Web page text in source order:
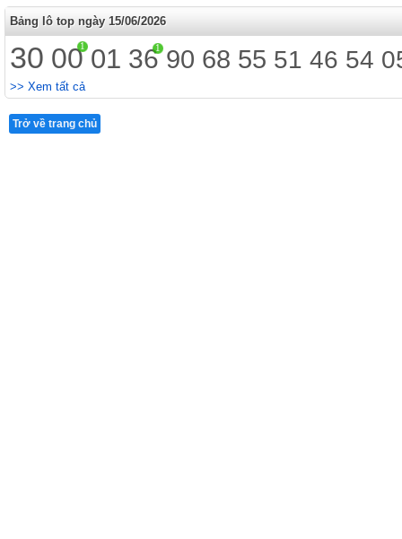
Bảng lô top ngày 15/06/2026
30 001 01 361 90 68 55 51 46 54
>> Xem tất cả
Trở về trang chủ